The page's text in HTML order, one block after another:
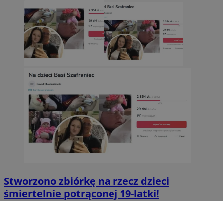
Stworzono zbiórkę na rzecz dzieci
śmiertelnie potrąconej 19-latki!